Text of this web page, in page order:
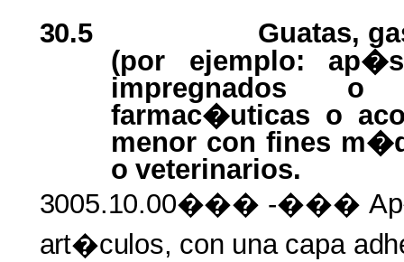
30.5
Guatas,
(por ejemplo:
impregnados o
farmac�uticas o
menor con fines
o veterinarios.
3005.10.00��� -���
art�culos, con una capa